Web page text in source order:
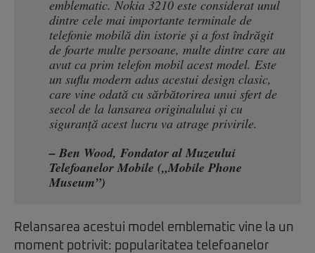
emblematic. Nokia 3210 este considerat unul
dintre cele mai importante terminale de
telefonie mobilă din istorie și a fost îndrăgit
de foarte multe persoane, multe dintre care au
avut ca prim telefon mobil acest model. Este
un suflu modern adus acestui design clasic,
care vine odată cu sărbătorirea unui sfert de
secol de la lansarea originalului și cu
siguranță acest lucru va atrage privirile.
– Ben Wood, Fondator al Muzeului
Telefoanelor Mobile („Mobile Phone
Museum”)
Relansarea acestui model emblematic vine la un
moment potrivit: popularitatea telefoanelor